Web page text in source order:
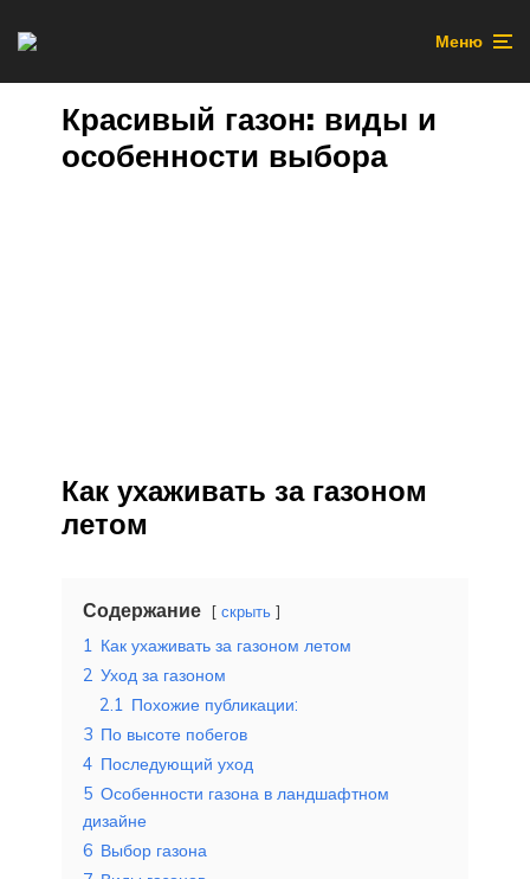
Меню
Красивый газон: виды и
особенности выбора
Как ухаживать за газоном
летом
Содержание скрыть
1 Как ухаживать за газоном летом
2 Уход за газоном
2.1 Похожие публикации:
3 По высоте побегов
4 Последующий уход
5 Особенности газона в ландшафтном
дизайне
6 Выбор газона